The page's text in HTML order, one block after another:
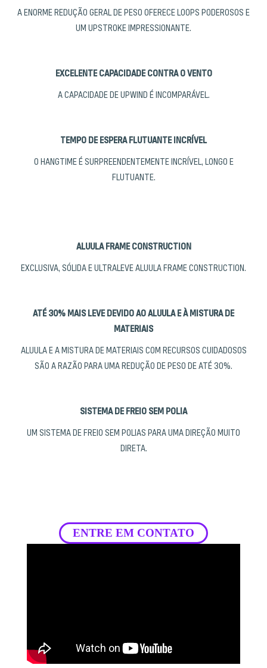
A ENORME REDUÇÃO GERAL DE PESO OFERECE LOOPS PODEROSOS E
UM UPSTROKE IMPRESSIONANTE.
EXCELENTE CAPACIDADE CONTRA O VENTO
A CAPACIDADE DE UPWIND É INCOMPARÁVEL.
TEMPO DE ESPERA FLUTUANTE INCRÍVEL
O HANGTIME É SURPREENDENTEMENTE INCRÍVEL, LONGO E
FLUTUANTE.
ALUULA FRAME CONSTRUCTION
EXCLUSIVA, SÓLIDA E ULTRALEVE ALUULA FRAME CONSTRUCTION.
ATÉ 30% MAIS LEVE DEVIDO AO ALUULA E À MISTURA DE
MATERIAIS
ALUULA E A MISTURA DE MATERIAIS COM RECURSOS CUIDADOSOS
SÃO A RAZÃO PARA UMA REDUÇÃO DE PESO DE ATÉ 30%.
SISTEMA DE FREIO SEM POLIA
UM SISTEMA DE FREIO SEM POLIAS PARA UMA DIREÇÃO MUITO
DIRETA.
ENTRE EM CONTATO